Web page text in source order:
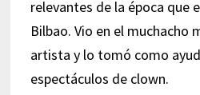
relevantes de la época que
Bilbao. Vio en el muchacho
artista y lo tomó como
espectáculos de clown.